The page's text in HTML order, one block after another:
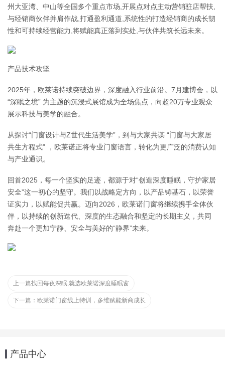
州大亚湾、中山等全国多个重点市场,开展点对点主动营销驻店帮扶,
与经销商伙伴并肩作战,打通盈利通道,系统性的打造经销商的成长韧
性和可持续经营能力,将赋能真正落到实处,与伙伴共筑长远未来。
产品技术攻坚
2025年，欧莱诺持续突破边界，深度融入行业前沿。7月建博会，以
“深眠之境” 为主题的沉浸式展馆成为全场焦点，向超20万专业观众
展示科技与美学的融合。
从探讨“门窗设计与Z世代生活美学”，到与大家共谋 “门窗与大家居
共生方程式” ，欧莱诺正将专业门窗语言，转化为更广泛的消费认知
与产业通识。
回首2025，每一个坚实的足迹，都源于对“创造深度睡眠，守护家居
安全”这一初心的坚守。我们以战略定方向，以产品铸基石，以荣誉
证实力，以赋能促共赢。迈向2026，欧莱诺门窗将继续携手全体伙
伴，以持续的创新迭代、深度的生态融合和坚定的长期主义，共同
奔赴一个更加宁静、安全与美好的“静界”未来。
上一篇找回每夜深眠,就选欧莱诺深度睡眠窗
下一篇： 欧莱诺门窗线上特训，多维赋能新商成长
产品中心